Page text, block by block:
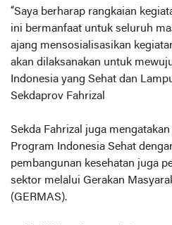
“Saya berharap rangkaian
ini bermanfaat untuk seluruh
ajang mensosialisasikan
akan dilaksanakan untuk
Indonesia yang Sehat dan
Sekdaprov Fahrizal
Sekda Fahrizal juga
Program Indonesia Sehat
pembangunan kesehatan juga
sektor melalui Gerakan
(GERMAS).